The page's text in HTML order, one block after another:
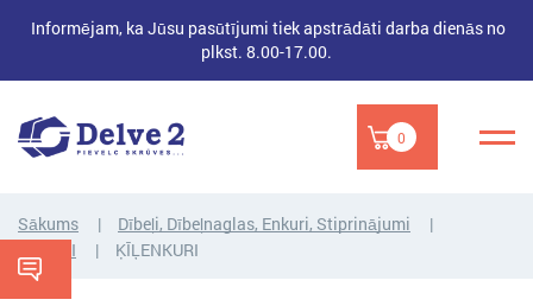
Informējam, ka Jūsu pasūtījumi tiek apstrādāti darba dienās no
plkst. 8.00-17.00.
0
Sākums
Dībeļi, Dībeļnaglas, Enkuri, Stiprinājumi
ENKURI
ĶĪĻENKURI